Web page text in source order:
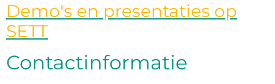
Demo's en presentaties op
SETT
Contactinformatie